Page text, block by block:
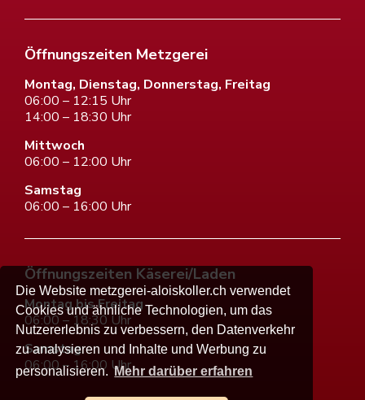
Die Website metzgerei-aloiskoller.ch verwendet
Cookies und ähnliche Technologien, um das
Nutzererlebnis zu verbessern, den Datenverkehr
zu analysieren und Inhalte und Werbung zu
personalisieren. Mehr darüber erfahren
Öffnungszeiten Metzgerei
Montag, Dienstag, Donnerstag, Freitag
06:00 – 12:15 Uhr
14:00 – 18:30 Uhr
Mittwoch
06:00 – 12:00 Uhr
Samstag
06:00 – 16:00 Uhr
Öffnungszeiten Käserei/Laden
Montag bis Freitag
06:00 – 18:30 Uhr
Samstag
06:00 – 16:00 Uhr